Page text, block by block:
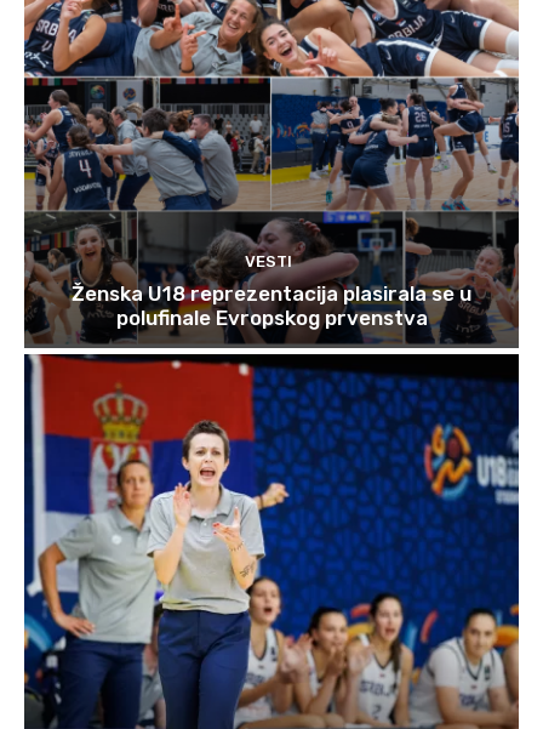
VESTI
Ženska U18 reprezentacija plasirala se u
polufinale Evropskog prvenstva